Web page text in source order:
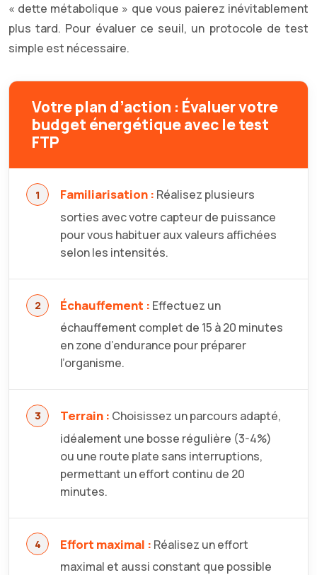
« dette métabolique » que vous paierez inévitablement
plus tard. Pour évaluer ce seuil, un protocole de test
simple est nécessaire.
Votre plan d’action : Évaluer votre
budget énergétique avec le test
FTP
Familiarisation : Réalisez plusieurs
sorties avec votre capteur de puissance
pour vous habituer aux valeurs affichées
selon les intensités.
Échauffement : Effectuez un
échauffement complet de 15 à 20 minutes
en zone d’endurance pour préparer
l’organisme.
Terrain : Choisissez un parcours adapté,
idéalement une bosse régulière (3-4%)
ou une route plate sans interruptions,
permettant un effort continu de 20
minutes.
Effort maximal : Réalisez un effort
maximal et aussi constant que possible